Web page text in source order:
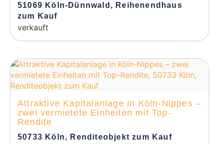
51069 Köln-Dünnwald, Reihenendhaus
zum Kauf
verkauft
Attraktive Kapitalanlage in Köln-Nippes –
zwei vermietete Einheiten mit Top-
Rendite
50733 Köln, Renditeobjekt zum Kauf